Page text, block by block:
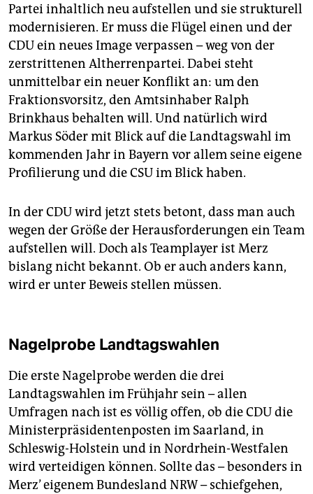
Partei inhaltlich neu aufstellen und sie strukturell
modernisieren. Er muss die Flügel einen und der
CDU ein neues Image verpassen – weg von der
zerstrittenen Altherrenpartei. Dabei steht
unmittelbar ein neuer Konflikt an: um den
Fraktionsvorsitz, den Amtsinhaber Ralph
Brinkhaus behalten will. Und natürlich wird
Markus Söder mit Blick auf die Landtagswahl im
kommenden Jahr in Bayern vor allem seine eigene
Profilierung und die CSU im Blick haben.
In der CDU wird jetzt stets betont, dass man auch
wegen der Größe der Herausforderungen ein Team
aufstellen will. Doch als Teamplayer ist Merz
bislang nicht bekannt. Ob er auch anders kann,
wird er unter Beweis stellen müssen.
Nagelprobe Landtagswahlen
Die erste Nagelprobe werden die drei
Landtagswahlen im Frühjahr sein – allen
Umfragen nach ist es völlig offen, ob die CDU die
Ministerpräsidentenposten im Saarland, in
Schleswig-Holstein und in Nordrhein-Westfalen
wird verteidigen können. Sollte das – besonders in
Merz’ eigenem Bundesland NRW – schiefgehen,